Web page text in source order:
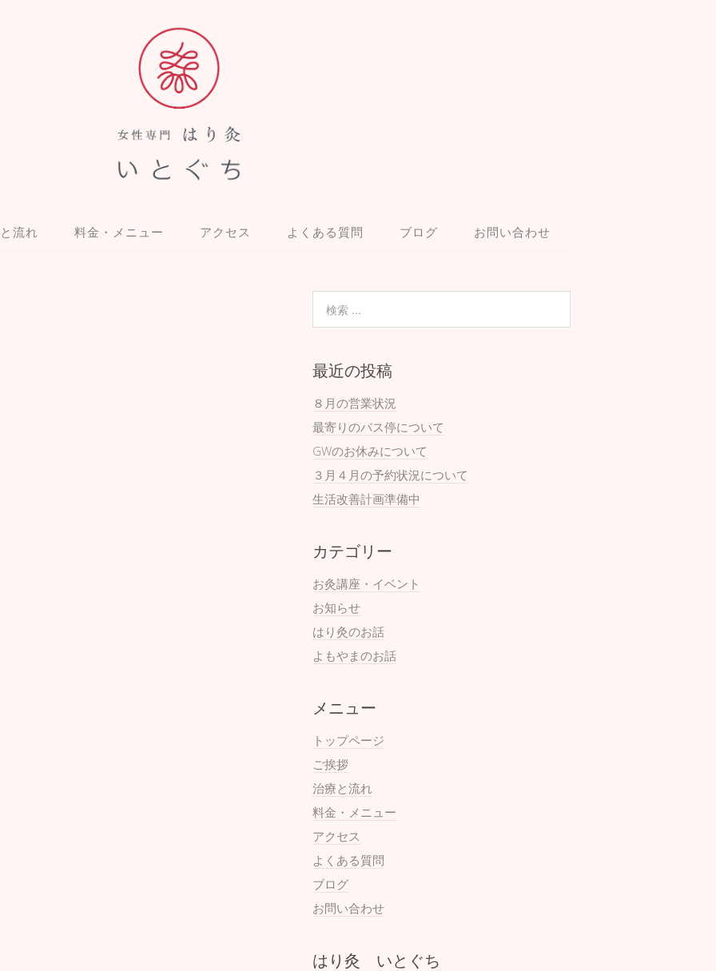
流れ 料金・メニュー アクセス よくある質問 ブログ お問い合わせ
最近の投稿
８月の営業状況
最寄りのバス停について
GWのお休みについて
３月４月の予約状況について
生活改善計画準備中
カテゴリー
お灸講座・イベント
お知らせ
はり灸のお話
よもやまのお話
メニュー
トップページ
ご挨拶
治療と流れ
料金・メニュー
アクセス
よくある質問
ブログ
お問い合わせ
はり灸 いとぐち